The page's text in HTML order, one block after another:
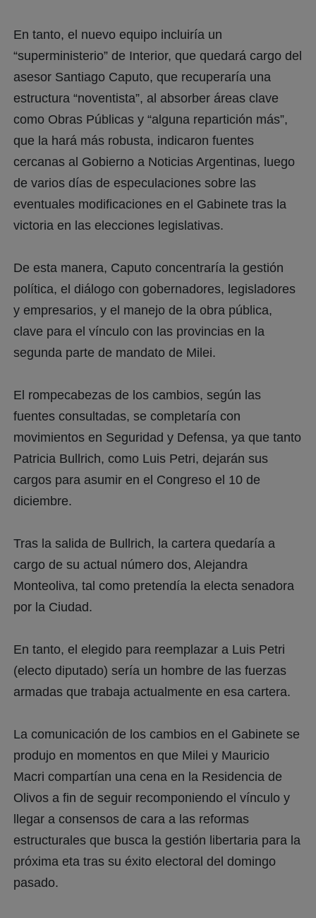
En tanto, el nuevo equipo incluiría un
“superministerio” de Interior, que quedará cargo del
asesor Santiago Caputo, que recuperaría una
estructura “noventista”, al absorber áreas clave
como Obras Públicas y “alguna repartición más”,
que la hará más robusta, indicaron fuentes
cercanas al Gobierno a Noticias Argentinas, luego
de varios días de especulaciones sobre las
eventuales modificaciones en el Gabinete tras la
victoria en las elecciones legislativas.
De esta manera, Caputo concentraría la gestión
política, el diálogo con gobernadores, legisladores
y empresarios, y el manejo de la obra pública,
clave para el vínculo con las provincias en la
segunda parte de mandato de Milei.
El rompecabezas de los cambios, según las
fuentes consultadas, se completaría con
movimientos en Seguridad y Defensa, ya que tanto
Patricia Bullrich, como Luis Petri, dejarán sus
cargos para asumir en el Congreso el 10 de
diciembre.
Tras la salida de Bullrich, la cartera quedaría a
cargo de su actual número dos, Alejandra
Monteoliva, tal como pretendía la electa senadora
por la Ciudad.
En tanto, el elegido para reemplazar a Luis Petri
(electo diputado) sería un hombre de las fuerzas
armadas que trabaja actualmente en esa cartera.
La comunicación de los cambios en el Gabinete se
produjo en momentos en que Milei y Mauricio
Macri compartían una cena en la Residencia de
Olivos a fin de seguir recomponiendo el vínculo y
llegar a consensos de cara a las reformas
estructurales que busca la gestión libertaria para la
próxima eta tras su éxito electoral del domingo
pasado.